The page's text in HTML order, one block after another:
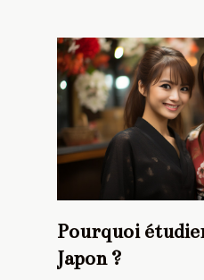
Pourquoi
Japon ?